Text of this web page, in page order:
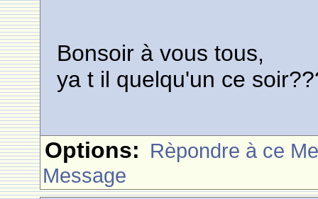
Bonsoir à vous tous,
ya t il quelqu'un ce
Options: Rèpondre à ce
Message